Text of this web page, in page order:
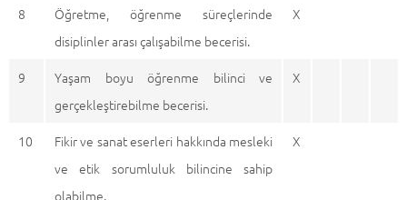
8
Öğretme, öğrenme süreçlerinde
disiplinler arası çalışabilme becerisi.
X
9
Yaşam boyu öğrenme bilinci ve
gerçekleştirebilme becerisi.
X
10
Fikir ve sanat eserleri hakkında mesleki
ve etik sorumluluk bilincine sahip
olabilme.
X